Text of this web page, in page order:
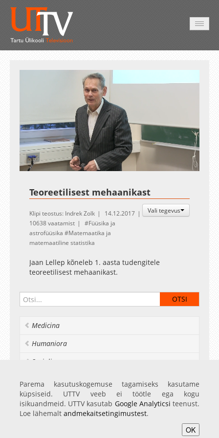
Unmute Loaded:
1.66%
Teoreetilisest mehaanikast
Vali tegevus
Klipi teostus: Indrek Zolk
14.12.2017
10638 vaatamist
Füüsika ja
astrofüüsika
Matemaatika ja
matemaatiline statistika
Jaan Lellep kõneleb 1. aasta tudengitele
teoreetilisest mehaanikast.
Medicina
Humaniora
Socialia
Realia et naturalia
Ülikoolist veel
Parema kasutuskogemuse tagamiseks kasutame
küpsiseid. UTTV veeb ei töötle ega kogu
isikuandmeid. UTTV kasutab Google Analyticsi teenust.
Loe lähemalt andmekaitsetingimustest.
OK